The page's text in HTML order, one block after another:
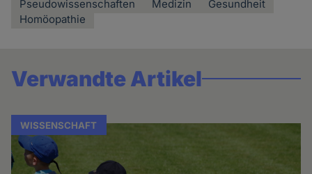
Pseudowissenschaften Medizin
Gesundheit
Homöopathie
Verwandte Artikel
WISSENSCHAFT